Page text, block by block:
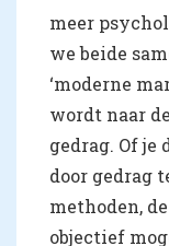
meer
we beide
‘moderne
wordt naar
gedrag. Of je
door gedrag
methoden,
objectief